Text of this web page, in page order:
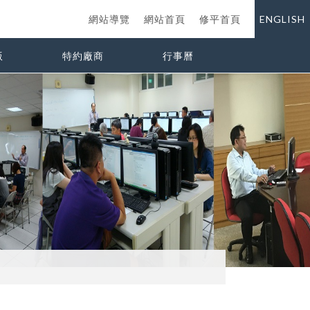
網站導覽 網站首頁 修平首頁 ENGLISH
特約廠商 行事曆